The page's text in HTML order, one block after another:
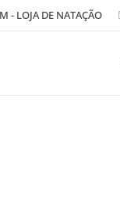
- LOJA DE NATAÇÃO